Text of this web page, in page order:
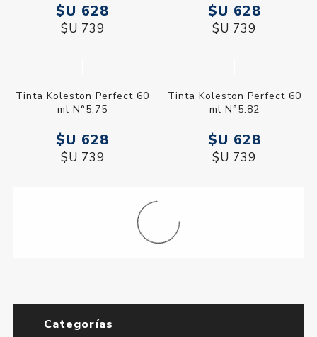
$U 628
$U 739
$U 628
$U 739
Tinta Koleston Perfect 60
ml N°5.75
$U 628
$U 739
Tinta Koleston Perfect 60
ml N°5.82
$U 628
$U 739
Categorías